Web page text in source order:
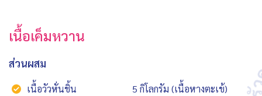
เนื้อเค็มหวาน
ส่วนผสม
เนื้อวัวหั่นชิ้น
5 กิโลกรัม (เนื้อหางตะเข้)